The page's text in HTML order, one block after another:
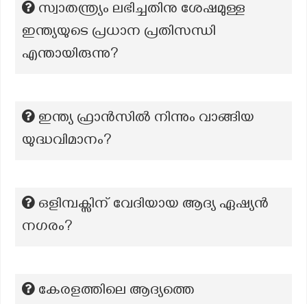
സ്വാതന്ത്ര്യം ലഭിച്ചതിനു ശേഷമുള്ള
ഇന്ത്യയുടെ പ്രധാന പ്രതിസന്ധി
എന്തായിരുന്നു?
ഇന്ത്യ ഫ്രാൻസിൽ നിന്നും വാങ്ങിയ
യുദ്ധവിമാനം?
ഒളിമ്പക്സിന് വേദിയായ ആദ്യ ഏഷ്യൻ
നഗരം?
കേരളത്തിലെ ആദ്യത്തെ